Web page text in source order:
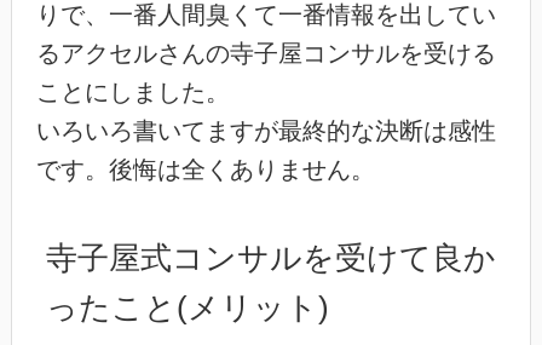
りで、一番人間臭くて一番情報を出してい
るアクセルさんの寺子屋コンサルを受ける
ことにしました。
いろいろ書いてますが最終的な決断は感性
です。後悔は全くありません。
寺子屋式コンサルを受けて良か
ったこと(メリット)